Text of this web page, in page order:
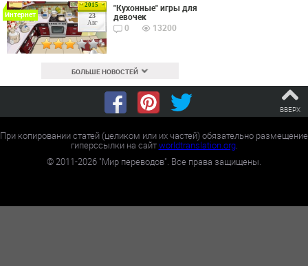
2015
23
Авг
Интернет
"Кухонные" игры для
девочек
0
13200
БОЛЬШЕ НОВОСТЕЙ
ВВЕРХ
При копировании статей (целиком или их частей) обязательно размещение
гиперссылки на сайтworldtranslation.org.
©2011-2026 "Мир переводов". Все права защищены.